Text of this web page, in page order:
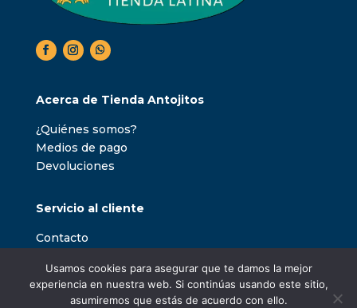
Acerca de Tienda Antojitos
¿Quiénes somos?
Medios de pago
Devoluciones
Servicio al cliente
Contacto
Usamos cookies para asegurar que te damos la mejor
experiencia en nuestra web. Si continúas usando este sitio,
asumiremos que estás de acuerdo con ello.